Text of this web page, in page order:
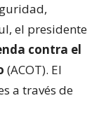
el presidente
contra el
(ACOT). El
a través de